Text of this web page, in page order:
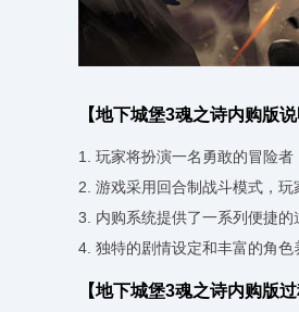
【地下城堡3魂之诗内购版说
1. 玩家将扮演一名勇敢的冒险
2. 游戏采用回合制战斗模式，玩
3. 内购系统提供了一系列便捷的
4. 独特的剧情设定和丰富的角色
【地下城堡3魂之诗内购版过